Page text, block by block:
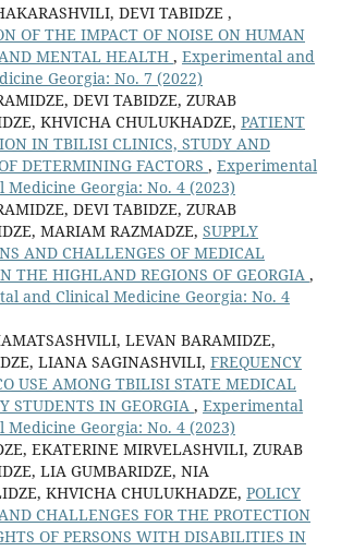
DEVI TABIDZE ,
OF THE IMPACT OF NOISE ON HUMAN
MENTAL HEALTH , Experimental and
Georgia: No. 7 (2022)
DEVI TABIDZE, ZURAB
KHVICHA CHULUKHADZE, PATIENT
IN TBILISI CLINICS, STUDY AND
DETERMINING FACTORS , Experimental
Medicine Georgia: No. 4 (2023)
DEVI TABIDZE, ZURAB
MARIAM RAZMADZE, SUPPLY
AND CHALLENGES OF MEDICAL
THE HIGHLAND REGIONS OF GEORGIA ,
and Clinical Medicine Georgia: No. 4
LEVAN BARAMIDZE,
LIANA SAGINASHVILI, FREQUENCY
USE AMONG TBILISI STATE MEDICAL
STUDENTS IN GEORGIA , Experimental
Medicine Georgia: No. 4 (2023)
EKATERINE MIRVELASHVILI, ZURAB
LIA GUMBARIDZE, NIA
KHVICHA CHULUKHADZE, POLICY
CHALLENGES FOR THE PROTECTION
OF PERSONS WITH DISABILITIES IN